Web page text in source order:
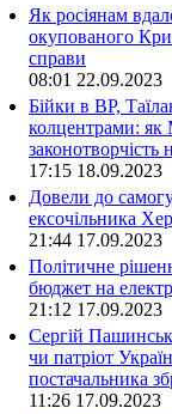
Як росіянам
окупованого
справи
08:01 22.09.2023
Бійки в ВР,
колцентрами:
законотворчість
17:15 18.09.2023
Довели до
ексочільника
21:44 17.09.2023
Політичне
бюджет на
21:12 17.09.2023
Сергій
чи патріот
постачальника
11:26 17.09.2023